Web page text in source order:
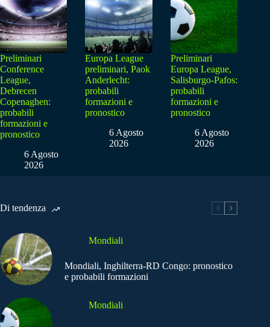
Preliminari
Conference
League,
Debrecen
Copenaghen:
probabili
formazioni e
pronostico
6 Agosto
2026
Europa League
preliminari, Paok
Anderlecht:
probabili
formazioni e
pronostico
6 Agosto
2026
Preliminari
Europa League,
Salisburgo-Pafos:
probabili
formazioni e
pronostico
6 Agosto
2026
Di tendenza
Mondiali
Mondiali, Inghilterra-RD Congo: pronostico
e probabili formazioni
Mondiali